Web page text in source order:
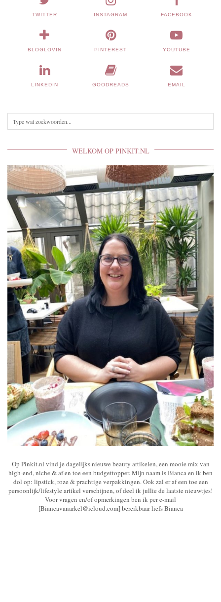
TWITTER INSTAGRAM FACEBOOK
BLOGLOVIN PINTEREST YOUTUBE
LINKEDIN GOODREADS EMAIL
WELKOM OP PINKIT.NL
Op Pinkit.nl vind je dagelijks nieuwe beauty artikelen, een mooie mix van
high-end, niche & af en toe een budgettopper. Mijn naam is Bianca en ik ben
dol op: lipstick, roze & prachtige verpakkingen. Ook zal er af een toe een
persoonlijk/lifestyle artikel verschijnen, of deel ik jullie de laatste nieuwtjes!
Voor vragen en/of opmerkingen ben ik per e-mail
[Biancavanarkel@icloud.com] bereikbaar liefs Bianca